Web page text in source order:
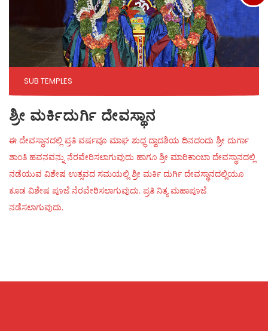
SUB TEMPLES
ಶ್ರೀ ಮರ್ಕಿದುರ್ಗಿ ದೇವಸ್ಥಾನ
ಈ ದೇವಸ್ಥಾನದಲ್ಲಿ ಪ್ರತಿ ವರ್ಷವೂ ಮಾಘ ಶುಧ್ಧ ದ್ವಾದಶಿಯ ದಿನದಂದು ಶ್ರೀ ದುರ್ಗಾ
ಶಾಂತಿ ಹವನವನ್ನು ನೆರವೇರಿಸಲಾಗುವುದು ಹಾಗೂ ಶ್ರೀ ಮಾರಿಕಾಂಬಾ ದೇವಸ್ಥಾನದಲ್ಲಿ
ನಡೆಯುವ ವಿಶೇಷ ಉತ್ಸವದ ಸಮಯಲ್ಲಿ ಶ್ರೀ ಮರ್ಕಿ ದುರ್ಗಿ ದೇವಸ್ಥಾನದಲ್ಲಿಯೂ
ಕೂಡ ವಿಶೇಷ ಪೂಜೆ ನೆರವೇರಿಸಲಾಗುವುದು. ಪ್ರತಿ ನಿತ್ಯ ಮಹಾಪೂಜೆ
ನಡೆಸಲಾಗುವುದು.